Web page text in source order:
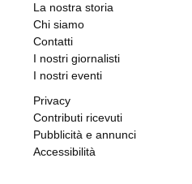
La nostra storia
Chi siamo
Contatti
I nostri giornalisti
I nostri eventi
Privacy
Contributi ricevuti
Pubblicità e annunci
Accessibilità